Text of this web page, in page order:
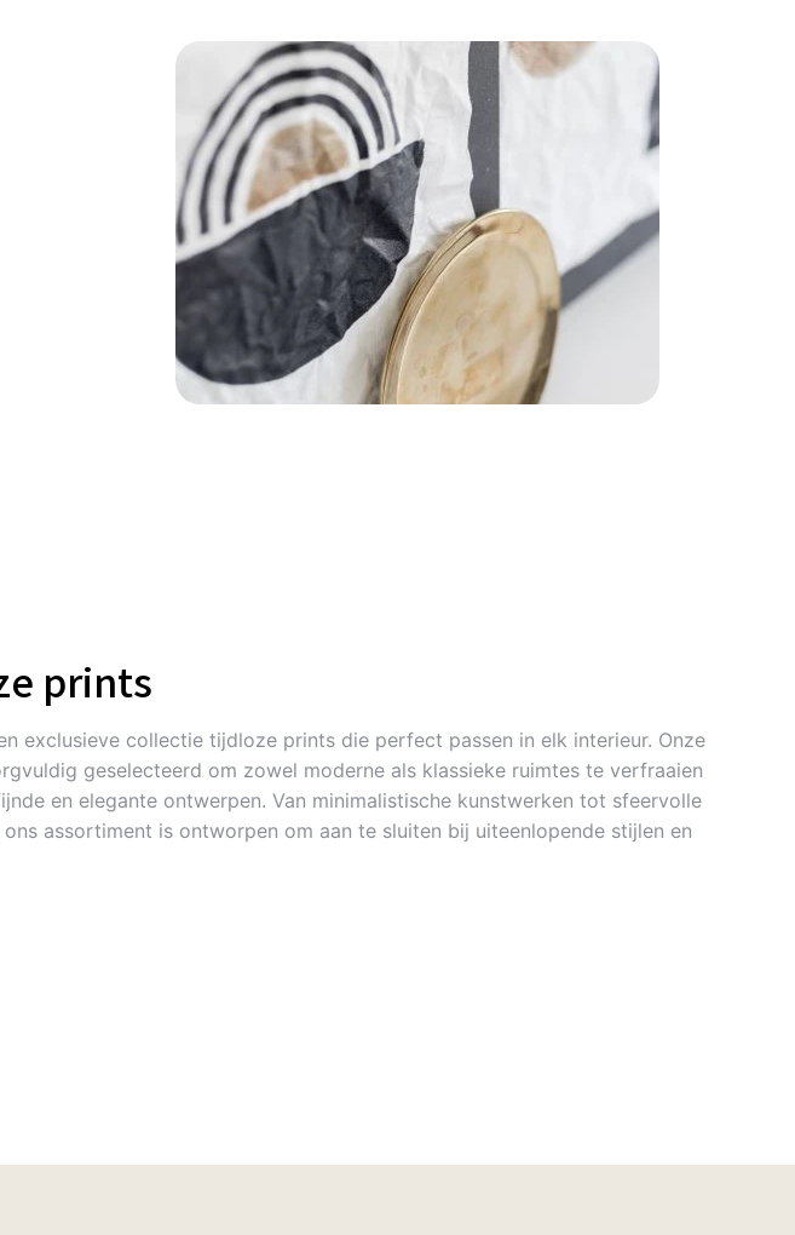
prints
exclusieve collectie tijdloze prints die perfect passen in elk interieur. Onze
geselecteerd om zowel moderne als klassieke ruimtes te verfraaien
en elegante ontwerpen. Van minimalistische kunstwerken tot sfeervolle
assortiment is ontworpen om aan te sluiten bij uiteenlopende stijlen en